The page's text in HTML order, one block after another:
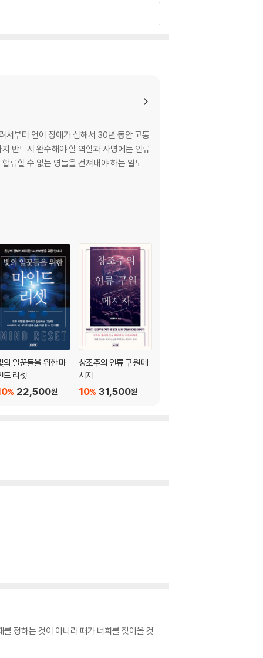
서부터 언어 장애가 심해서 30년 동안 고통
류할 수 없는 영들을 건져내야 하는 일도
의 일꾼들을 위한 마
드 리셋
22,500원
%
창조주의 인류 구원 메
시지
31,500원
10%
정하는 것이 아니라 때가 너희를 찾아올 것